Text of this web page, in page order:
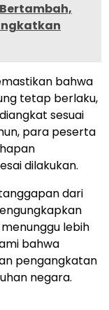
Bertambah,
bahwa
tetap berlaku,
sesuai
para peserta
dilakukan.
dari
lebih
bahwa
pengangkatan
negara.